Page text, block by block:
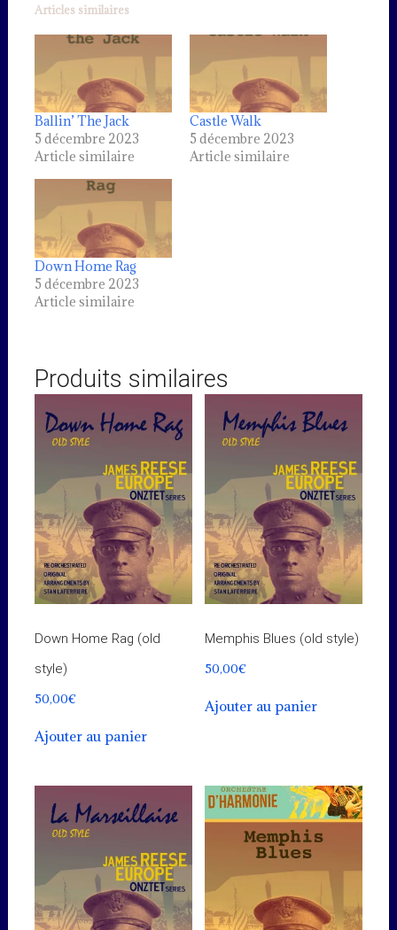
Articles similaires
Ballin’ The Jack
5 décembre 2023
Article similaire
Castle Walk
5 décembre 2023
Article similaire
Down Home Rag
5 décembre 2023
Article similaire
Produits similaires
Down Home Rag (old
style)
50,00€
Ajouter au panier
Memphis Blues (old style)
50,00€
Ajouter au panier